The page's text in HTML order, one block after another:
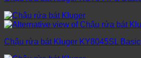
Chậu rửa bát Kluger KY8045SL Basic